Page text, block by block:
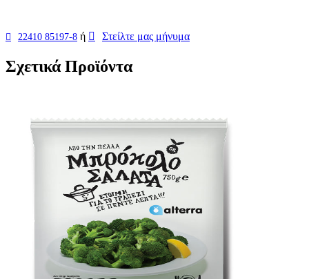
22410 85197-8 ή Στείλτε μας μήνυμα
Σχετικά Προϊόντα